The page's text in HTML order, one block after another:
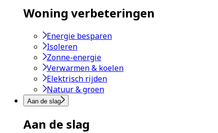
Woning verbeteringen
Energie besparen
Isoleren
Zonne-energie
Verwarmen & koelen
Elektrisch rijden
Natuur & groen
Aan de slag
Aan de slag